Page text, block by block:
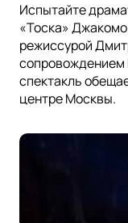
Испытайте
«Тоска»
режиссурой
сопровождением
спектакль
центре Москвы.